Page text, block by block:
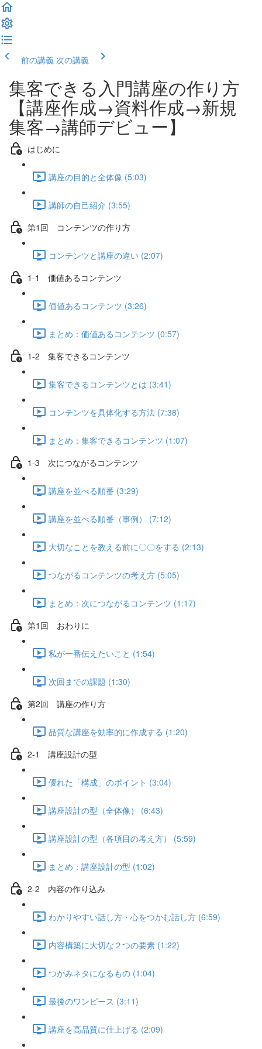
前の講義 次の講義
集客できる入門講座の作り方
【講座作成→資料作成→新規
集客→講師デビュー】
はじめに
講座の目的と全体像 (5:03)
講師の自己紹介 (3:55)
第1回 コンテンツの作り方
コンテンツと講座の違い (2:07)
1-1 価値あるコンテンツ
価値あるコンテンツ (3:26)
まとめ：価値あるコンテンツ (0:57)
1-2 集客できるコンテンツ
集客できるコンテンツとは (3:41)
コンテンツを具体化する方法 (7:38)
まとめ：集客できるコンテンツ (1:07)
1-3 次につながるコンテンツ
講座を並べる順番 (3:29)
講座を並べる順番（事例） (7:12)
大切なことを教える前に〇〇をする (2:13)
つながるコンテンツの考え方 (5:05)
まとめ：次につながるコンテンツ (1:17)
第1回 おわりに
私が一番伝えたいこと (1:54)
次回までの課題 (1:30)
第2回 講座の作り方
品質な講座を効率的に作成する (1:20)
2-1 講座設計の型
優れた「構成」のポイント (3:04)
講座設計の型（全体像） (6:43)
講座設計の型（各項目の考え方） (5:59)
まとめ：講座設計の型 (1:02)
2-2 内容の作り込み
わかりやすい話し方・心をつかむ話し方 (6:59)
内容構築に大切な２つの要素 (1:22)
つかみネタになるもの (1:04)
最後のワンピース (3:11)
講座を高品質に仕上げる (2:09)